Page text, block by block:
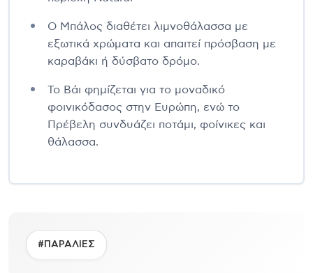
Ο Μπάλος διαθέτει λιμνοθάλασσα με
εξωτικά χρώματα και απαιτεί πρόσβαση με
καραβάκι ή δύσβατο δρόμο.
Το Βάι φημίζεται για το μοναδικό
φοινικόδασος στην Ευρώπη, ενώ το
Πρέβελη συνδυάζει ποτάμι, φοίνικες και
θάλασσα.
#ΠΑΡΑΛΙΕΣ